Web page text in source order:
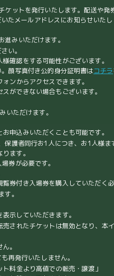
ケットを発行いたします。配送や発
たメールアドレスにお知らせいた
みいただけます。
い。
確認をする可能性がございます。
顔写真付き公的身分証明書はコチラ
ンからアクセスできます。
ができない場合もございます。
いただけます。
申込みいただくことも可能です。
保護者同行お1人につき、お1人様ま
ます。
券が必要です。
券付き入場券を購入していただく
。
示していただきます。
されたチケットは無効となり、本
。
再発行いたしません。
料金より高値での転売・譲渡」